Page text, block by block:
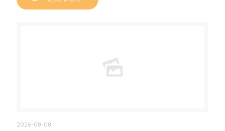
2026-08-08